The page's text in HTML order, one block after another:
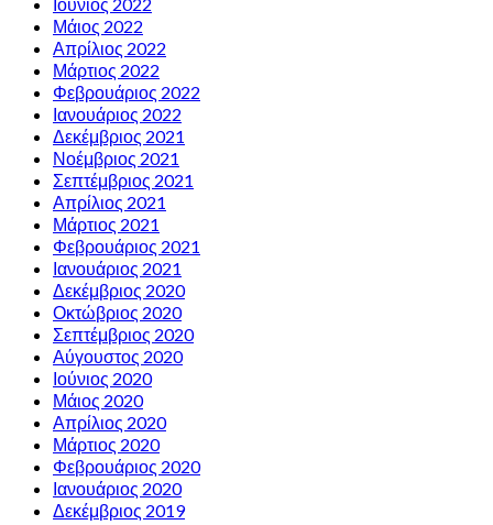
Μάιος 2022
Απρίλιος 2022
Μάρτιος 2022
Φεβρουάριος 2022
Ιανουάριος 2022
Δεκέμβριος 2021
Νοέμβριος 2021
Σεπτέμβριος 2021
Απρίλιος 2021
Μάρτιος 2021
Φεβρουάριος 2021
Ιανουάριος 2021
Δεκέμβριος 2020
Οκτώβριος 2020
Σεπτέμβριος 2020
Αύγουστος 2020
Ιούνιος 2020
Μάιος 2020
Απρίλιος 2020
Μάρτιος 2020
Φεβρουάριος 2020
Ιανουάριος 2020
Δεκέμβριος 2019